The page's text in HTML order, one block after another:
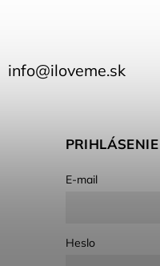
info@iloveme.sk
PRIHLÁSENIE
E-mail
Heslo